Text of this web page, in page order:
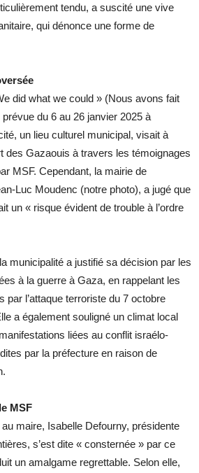
tendu, a suscité une vive
qui dénonce une forme de
did what we could » (Nous avons fait
du 6 au 26 janvier 2025 à
un lieu culturel municipal, visait à
des Gazaouis à travers les témoignages
MSF. Cependant, la mairie de
Luc Moudenc (notre photo), a jugé que
un « risque évident de trouble à l’ordre
municipalité a justifié sa décision par les
à la guerre à Gaza, en rappelant les
par l’attaque terroriste du 7 octobre
a également souligné un climat local
liées au conflit israélo-
par la préfecture en raison de
MSF
maire, Isabelle Defourny, présidente
s’est dite « consternée » par ce
un amalgame regrettable. Selon elle,